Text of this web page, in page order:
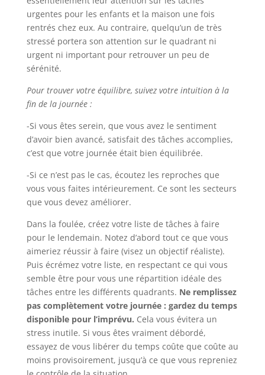
urgentes pour les enfants et la maison une fois
rentrés chez eux. Au contraire, quelqu’un de très
stressé portera son attention sur le quadrant ni
urgent ni important pour retrouver un peu de
sérénité.
Pour trouver votre équilibre, suivez votre intuition à la
fin de la journée :
-Si vous êtes serein, que vous avez le sentiment
d’avoir bien avancé, satisfait des tâches accomplies,
c’est que votre journée était bien équilibrée.
-Si ce n’est pas le cas, écoutez les reproches que
vous vous faites intérieurement. Ce sont les secteurs
que vous devez améliorer.
Dans la foulée, créez votre liste de tâches à faire
pour le lendemain. Notez d’abord tout ce que vous
aimeriez réussir à faire (visez un objectif réaliste).
Puis écrémez votre liste, en respectant ce qui vous
semble être pour vous une répartition idéale des
tâches entre les différents quadrants. Ne remplissez
pas complètement votre journée : gardez du temps
disponible pour l’imprévu. Cela vous évitera un
stress inutile. Si vous êtes vraiment débordé,
essayez de vous libérer du temps coûte que coûte au
moins provisoirement, jusqu’à ce que vous repreniez